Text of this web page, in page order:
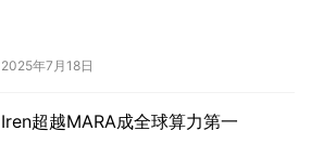
2025年7月18日
Iren超越MARA成全球算力第一